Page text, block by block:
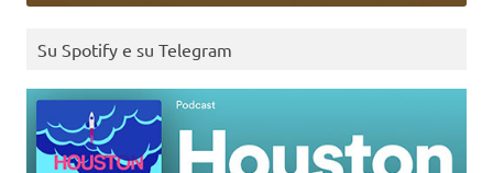
Su Spotify e su Telegram